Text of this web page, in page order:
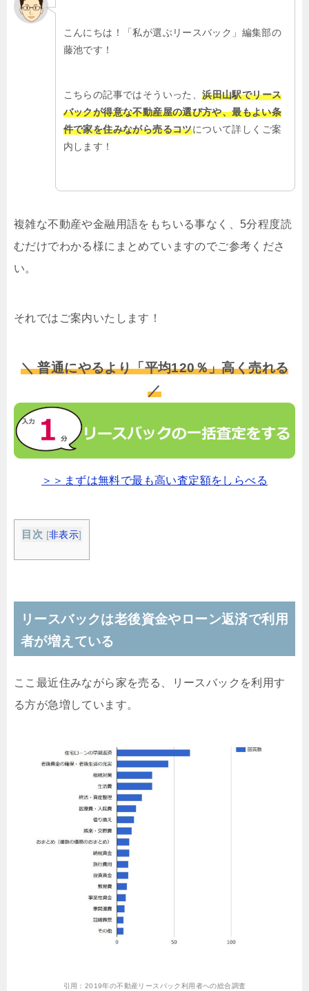
こんにちは！「私が選ぶリースバック」編集部の
藤池です！
こちらの記事ではそういった、浜田山駅でリース
バックが得意な不動産屋の選び方や、最もよい条
件で家を住みながら売るコツについて詳しくご案
内します！
複雑な不動産や金融用語をもちいる事なく、5分程度読
むだけでわかる様にまとめていますのでご参考くださ
い。
それではご案内いたします！
＼ 普通にやるより「平均120％」高く売れる
／
＞＞まずは無料で最も高い査定額をしらべる
目次 [非表示]
リースバックは老後資金やローン返済で利用
者が増えている
ここ最近住みながら家を売る、リースバックを利用す
る方が急増しています。
引用： 2019年の不動産リースバック利用者への総合調査